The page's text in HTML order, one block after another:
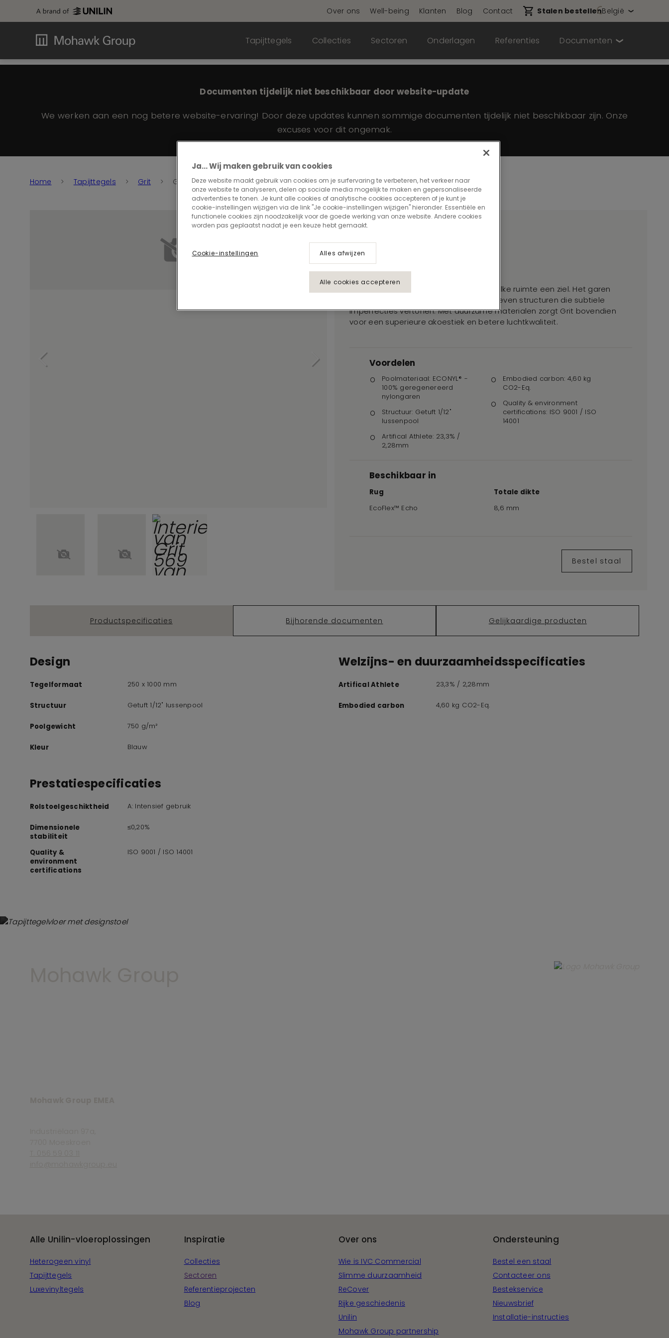
Over ons Well-being Klanten Blog Contact Stalen bestellenBelgië
Tapijttegels Collecties Sectoren Onderlagen Referenties Documenten
Documenten tijdelijk niet beschikbaar door website-update
We werken aan een nog betere website-ervaring! Door deze updates kunnen sommige documenten tijdelijk niet beschikbaar zijn. Onze
excuses voor dit ongemak.
Home Tapijttegels Grit Grit 569
Grit 569
IMPERFECTION
Met karaktervolle soberheid geeft Grit elke ruimte een ziel. Het garen
baant zich een weg via eenvoudig geweven structuren die subtiele
imperfecties vertonen. Met duurzame materialen zorgt Grit bovendien
voor een superieure akoestiek en betere luchtkwaliteit.
Voordelen
Poolmateriaal: ECONYL® -
100% geregenereerd
nylongaren
Structuur: Getuft 1/12"
lussenpool
Artifical Athlete: 23,3% /
2,28mm
Embodied carbon: 4,60 kg
CO2-Eq.
Quality & environment
certifications: ISO 9001 / ISO
14001
Beschikbaar in
Rug
Totale dikte
EcoFlex™ Echo
8,6 mm
Bestel staal
Productspecificaties Bijhorende documenten Gelijkaardige producten
Design
Tegelformaat 250 x 1000 mm
Structuur Getuft 1/12" lussenpool
Poolgewicht 750 g/m²
Kleur Blauw
Welzijns- en duurzaamheidsspecificaties
Artifical Athlete 23,3% / 2,28mm
Embodied carbon 4,60 kg CO2-Eq.
Prestatiespecificaties
Rolstoelgeschiktheid A: Intensief gebruik
Dimensionele
stabiliteit
≤0,20%
Quality &
environment
certifications
ISO 9001 / ISO 14001
Alle Unilin-vloeroplossingen
Heterogeen vinyl
Tapijttegels
Luxevinyltegels
Inspiratie
Collecties
Sectoren
Referentieprojecten
Blog
Over ons
Wie is IVC Commercial
Slimme duurzaamheid
ReCover
Rijke geschiedenis
Unilin
Mohawk Group partnership
Ondersteuning
Bestel een staal
Contacteer ons
Bestekservice
Nieuwsbrief
Installatie-instructies
Ja... Wij maken gebruik van cookies
Deze website maakt gebruik van cookies om je surfervaring te verbeteren, het verkeer naar
onze website te analyseren, delen op sociale media mogelijk te maken en gepersonaliseerde
advertenties te tonen. Je kunt alle cookies of analytische cookies accepteren of je kunt je
cookie-instellingen wijzigen via de link "Je cookie-instellingen wijzigen" hieronder. Essentiële en
functionele cookies zijn noodzakelijk voor de goede werking van onze website. Andere cookies
worden pas geplaatst nadat je een keuze hebt gemaakt.
Cookie-instellingen Alles afwijzen
Alle cookies accepteren